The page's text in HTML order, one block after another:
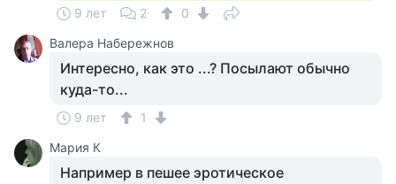
9 лет 2
0
Валера Набережнов
Интересно, как это ...? Посылают обычно
куда-то...
9 лет
1
Мария К
Например в пешее эротическое